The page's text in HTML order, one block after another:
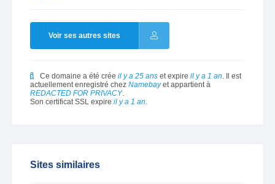
Voir ses autres sites
Ce domaine a été crée il y a 25 anset expire il y a 1 an. Il est
actuellement enregistré chez Namebayet appartient à
REDACTED FOR PRIVACY.
Son certificat SSL expire il y a 1 an.
Sites similaires